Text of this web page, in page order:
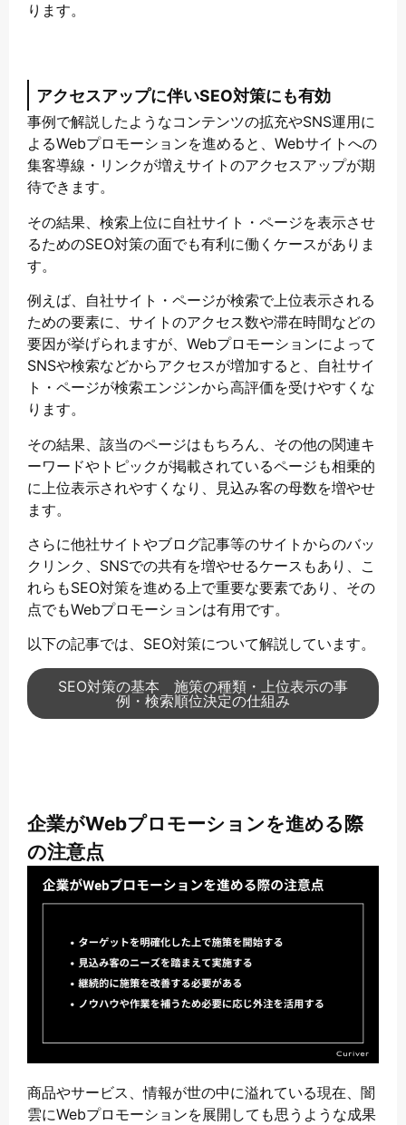
ります。
アクセスアップに伴いSEO対策にも有効
事例で解説したようなコンテンツの拡充やSNS運用に
よるWebプロモーションを進めると、Webサイトへの
集客導線・リンクが増えサイトのアクセスアップが期
待できます。
その結果、検索上位に自社サイト・ページを表示させ
るためのSEO対策の面でも有利に働くケースがありま
す。
例えば、自社サイト・ページが検索で上位表示される
ための要素に、サイトのアクセス数や滞在時間などの
要因が挙げられますが、Webプロモーションによって
SNSや検索などからアクセスが増加すると、自社サイ
ト・ページが検索エンジンから高評価を受けやすくな
ります。
その結果、該当のページはもちろん、その他の関連キ
ーワードやトピックが掲載されているページも相乗的
に上位表示されやすくなり、見込み客の母数を増やせ
ます。
さらに他社サイトやブログ記事等のサイトからのバッ
クリンク、SNSでの共有を増やせるケースもあり、こ
れらもSEO対策を進める上で重要な要素であり、その
点でもWebプロモーションは有用です。
以下の記事では、SEO対策について解説しています。
SEO対策の基本 施策の種類・上位表示の事
例・検索順位決定の仕組み
企業がWebプロモーションを進める際
の注意点
商品やサービス、情報が世の中に溢れている現在、闇
雲にWebプロモーションを展開しても思うような成果